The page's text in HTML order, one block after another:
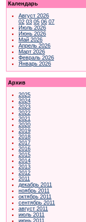
Календарь
Август 2026
02 03 05 06 07
Июль 2026
Июнь 2026
Май 2026
Апрель 2026
Март 2026
Февраль 2026
Январь 2026
Архив
2025
2024
2023
2022
2021
2020
2019
2018
2017
2016
2015
2014
2013
2012
2011
декабрь 2011
ноябрь 2011
октябрь 2011
сентябрь 2011
август 2011
июль 2011
июнь 2011